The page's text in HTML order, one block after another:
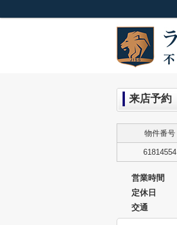
来店予約
物件番号
61814554
営業時間
定休日
交通